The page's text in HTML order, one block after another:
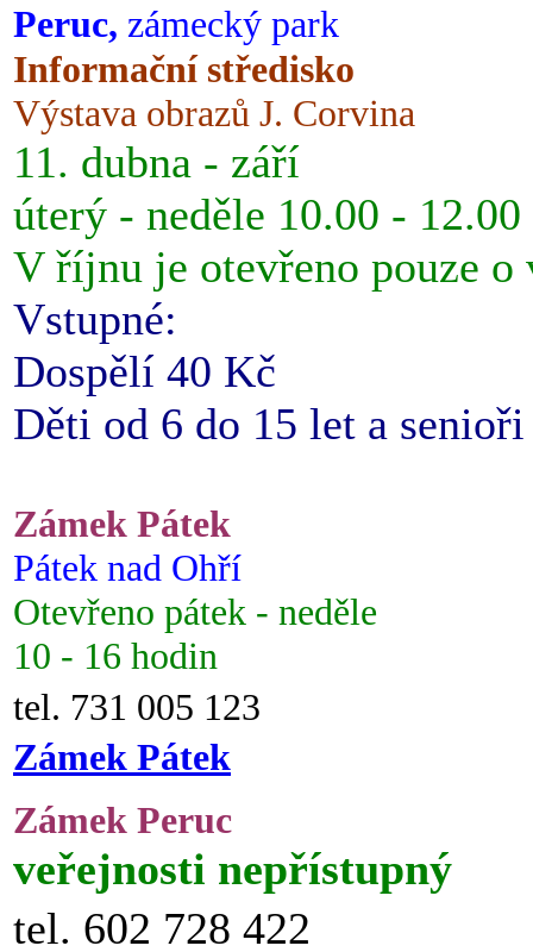
Peruc, zámecký park
Informační středisko
Výstava obrazů J. Corvina
11. dubna - září
úterý - neděle 10.00 -
V říjnu je otevřeno pouze o
Vstupné:
Dospělí 40 Kč
Děti od 6 do 15 let a
Zámek Pátek
Pátek nad Ohří
Otevřeno pátek - neděle
10 - 16 hodin
tel. 731 005 123
Zámek Pátek
Zámek Peruc
veřejnosti nepřístupný
tel. 602 728 422